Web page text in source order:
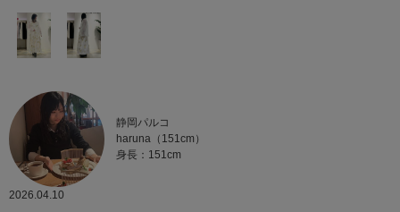
静岡パルコ
haruna（151cm）
身長：151cm
2026.04.10